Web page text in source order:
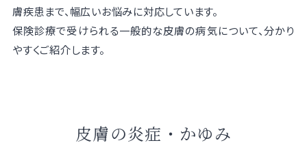
膚疾患まで、幅広いお悩みに対応しています。
保険診療で受けられる一般的な皮膚の病気について、分かり
やすくご紹介します。
皮膚の炎症・かゆみ